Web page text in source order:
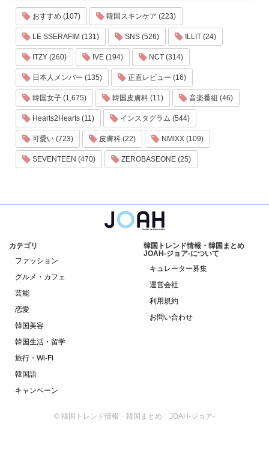
おすすめ (107) 韓国スキンケア (223)
LE SSERAFIM (131) SNS (526) ILLIT (24)
ITZY (260) IVE (194) NCT (314)
日本人メンバー (135) 正直レビュー (16)
韓国女子 (1,675) 韓国皮膚科 (11) 音楽番組 (46)
Hearts2Hearts (11) インスタグラム (544)
可愛い (723) 皮膚科 (22) NMIXX (109)
SEVENTEEN (470) ZEROBASEONE (25)
カテゴリ
ファッション
グルメ・カフェ
芸能
恋愛
韓国美容
韓国生活・留学
旅行・Wi-Fi
韓国語
キャンペーン
韓国トレンド情報・韓国まとめ
JOAH-ジョア-について
キュレーター募集
運営会社
利用規約
お問い合わせ
© 韓国トレンド情報・韓国まとめ JOAH-ジョア-